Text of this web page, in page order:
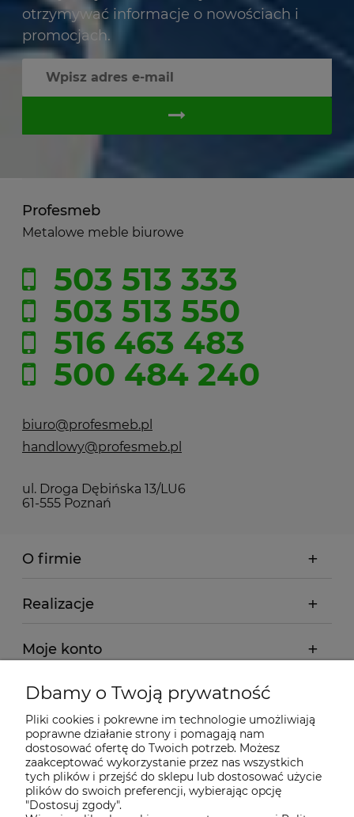
otrzymywać informacje o nowościach i
promocjach.
Profesmeb
Metalowe meble biurowe
503 513 333
503 513 550
516 463 483
500 484 240
biuro@profesmeb.pl
handlowy@profesmeb.pl
ul. Droga Dębińska 13/LU6
61-555 Poznań
O firmie
Realizacje
Moje konto
Regulamin
Dostawa - realizacja
Gwarancja i zwroty
Dbamy o Twoją prywatność
Pliki cookies i pokrewne im technologie umożliwiają
poprawne działanie strony i pomagają nam
dostosować ofertę do Twoich potrzeb. Możesz
zaakceptować wykorzystanie przez nas wszystkich
tych plików i przejść do sklepu lub dostosować użycie
plików do swoich preferencji, wybierając opcję
"Dostosuj zgody".